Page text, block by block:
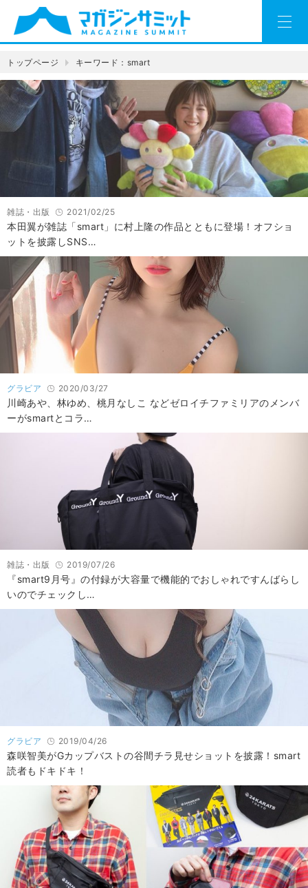
トップページ キーワード：smart
雑誌・出版 2021/02/25
本田翼が雑誌「smart」に村上隆の作品とともに登場！オフショ
ットを披露しSNS…
グラビア 2020/03/27
川崎あや、林ゆめ、桃月なしこ などゼロイチファミリアのメンバ
ーがsmartとコラ…
雑誌・出版 2019/07/26
『smart9月号』の付録が大容量で機能的でおしゃれですんばらし
いのでチェックし…
グラビア 2019/04/26
森咲智美がGカップバストの谷間チラ見せショットを披露！smart
読者もドキドキ！